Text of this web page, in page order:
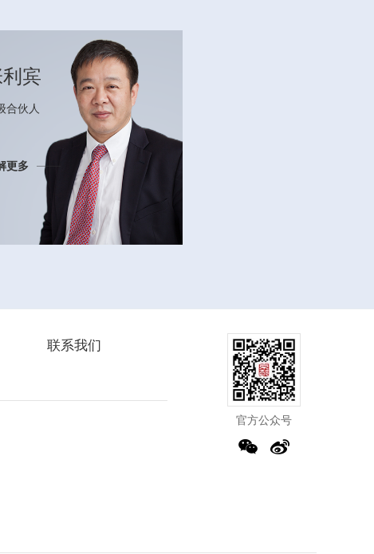
宾
合伙人
更多
联系我们
官方公众号